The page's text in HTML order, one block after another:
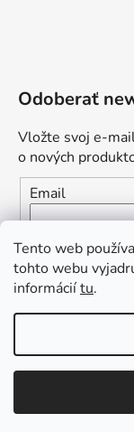
Tento web
tohto webu
informáciítu.
Odoberať
Vložte svoj e-
o nových
Email
Vložením e-
osobných
Copyright